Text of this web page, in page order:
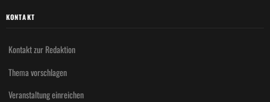
KONTAKT
Kontakt zur Redaktion
Thema vorschlagen
Veranstaltung einreichen